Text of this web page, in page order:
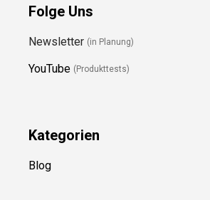
Folge Uns
Newsletter (in Planung)
YouTube (Produkttests)
Kategorien
Blog